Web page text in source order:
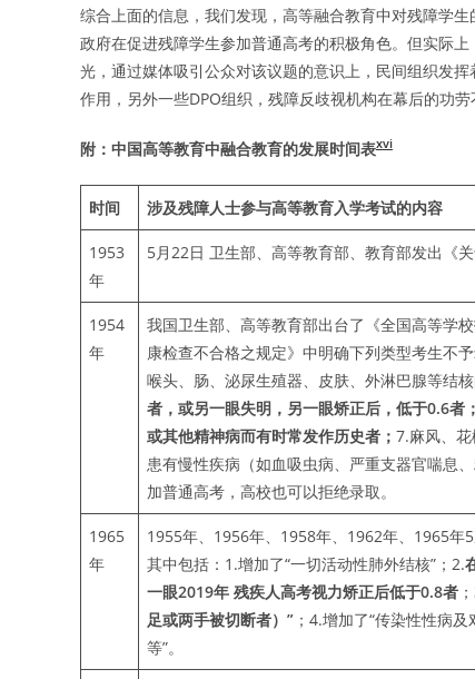
综合上面的信息，我们发现，高等融合教育中对残障学
政府在促进残障学生参加普通高考的积极角色。但实际
光，通过媒体吸引公众对该议题的意识上，民间组织发
作用，另外一些DPO组织，残障反歧视机构在幕后的功劳
附：中国高等教育中融合教育的发展时间表xvi
时间 涉及残障人士参与高等教育入学考试的内容
1953
年
5月22日 卫生部、高等教育部、教育部发出《
1954
年
我国卫生部、高等教育部出台了《全国高等学
康检查不合格之规定》中明确下列类型考生不
喉头、肠、泌尿生殖器、皮肤、外淋巴腺等结
者，或另一眼失明，另一眼矫正后，低于0.6者；
或其他精神病而有时常发作历史者； 7.麻风、花
患有慢性疾病（如血吸虫病、严重支器官喘息
加普通高考，高校也可以拒绝录取。
1965
年
1955年、1956年、1958年、1962年、1965年
其中包括：1.增加了“一切活动性肺外结核”；2.
一眼2019年 残疾人高考视力矫正后低于0.8者
足或两手被切断者）” ；4.增加了“传染性性病
等”。